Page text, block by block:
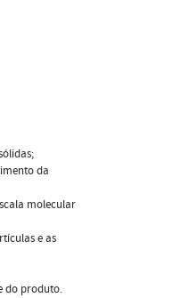
da
molecular
e as
do produto.